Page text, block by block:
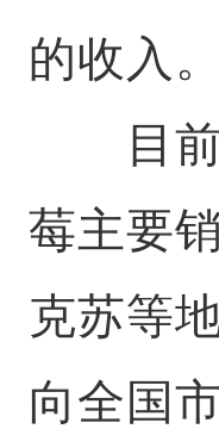
的收入
目前
莓主要
克苏等
向全国